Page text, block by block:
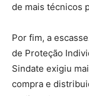
de mais técnicos
Por fim, a
de Proteção
Sindate exigiu
compra e